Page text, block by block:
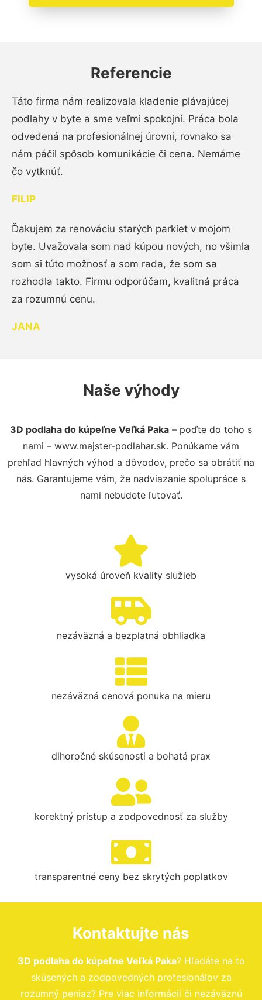
Referencie
Táto firma nám realizovala kladenie plávajúcej
podlahy v byte a sme veľmi spokojní. Práca bola
odvedená na profesionálnej úrovni, rovnako sa
nám páčil spôsob komunikácie či cena. Nemáme
čo vytknúť.
FILIP
Ďakujem za renováciu starých parkiet v mojom
byte. Uvažovala som nad kúpou nových, no všimla
som si túto možnosť a som rada, že som sa
rozhodla takto. Firmu odporúčam, kvalitná práca
za rozumnú cenu.
JANA
Naše výhody
3D podlaha do kúpeľne Veľká Paka – poďte do toho s
nami – www.majster-podlahar.sk. Ponúkame vám
prehľad hlavných výhod a dôvodov, prečo sa obrátiť na
nás. Garantujeme vám, že nadviazanie spolupráce s
nami nebudete ľutovať.
vysoká úroveň kvality služieb
nezáväzná a bezplatná obhliadka
nezáväzná cenová ponuka na mieru
dlhoročné skúsenosti a bohatá prax
korektný prístup a zodpovednosť za služby
transparentné ceny bez skrytých poplatkov
Kontaktujte nás
3D podlaha do kúpeľne Veľká Paka? Hľadáte na to
skúsených a zodpovedných profesionálov za
rozumný peniaz? Pre viac informácií či nezáväznú